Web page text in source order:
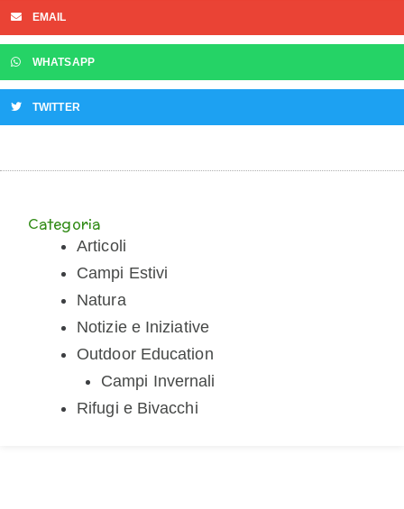
EMAIL
WHATSAPP
TWITTER
Categoria
Articoli
Campi Estivi
Natura
Notizie e Iniziative
Outdoor Education
Campi Invernali
Rifugi e Bivacchi